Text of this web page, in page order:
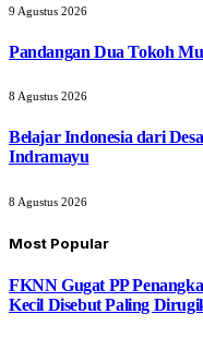
9 Agustus 2026
Pandangan Dua Tokoh
8 Agustus 2026
Belajar Indonesia dari
Indramayu
8 Agustus 2026
Most Popular
FKNN Gugat PP
Kecil Disebut Paling